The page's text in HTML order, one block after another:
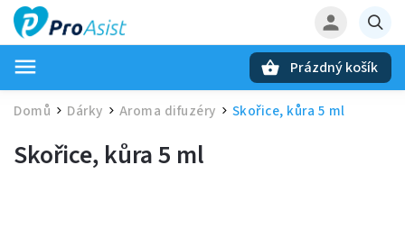
Prázdný košík
Domů / Dárky / Aroma difuzéry / Skořice, kůra 5 ml
Skořice, kůra 5 ml